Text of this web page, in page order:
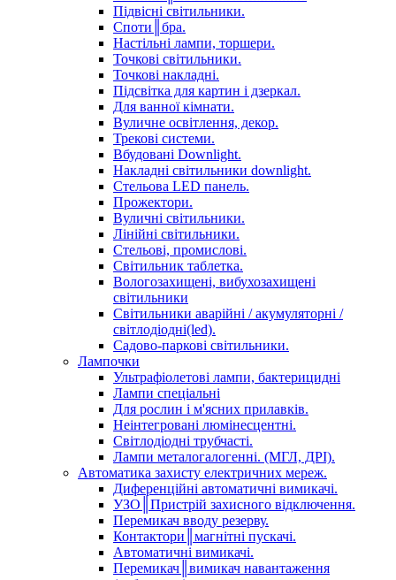
Підвісні світильники.
Споти║бра.
Настільні лампи, торшери.
Точкові світильники.
Точкові накладні.
Підсвітка для картин і дзеркал.
Для ванної кімнати.
Вуличне освітлення, декор.
Трекові системи.
Вбудовані Downlight.
Накладні світильники downlight.
Стельова LED панель.
Прожектори.
Вуличні світильники.
Лінійні світильники.
Стельові, промислові.
Світильник таблетка.
Вологозахищені, вибухозахищені
світильники
Світильники аварійні / акумуляторні /
світлодіодні(led).
Садово-паркові світильники.
Лампочки
Ультрафіолетові лампи, бактерицидні
Лампи спеціальні
Для рослин і м'ясних прилавків.
Неінтегровані люмінесцентні.
Світлодіодні трубчасті.
Лампи металогалогенні. (МГЛ, ДРІ).
Автоматика захисту електричних мереж.
Диференційні автоматичні вимикачі.
УЗО║Пристрій захисного відключення.
Перемикач вводу резерву.
Контактори║магнітні пускачі.
Автоматичні вимикачі.
Перемикач║вимикач навантаження